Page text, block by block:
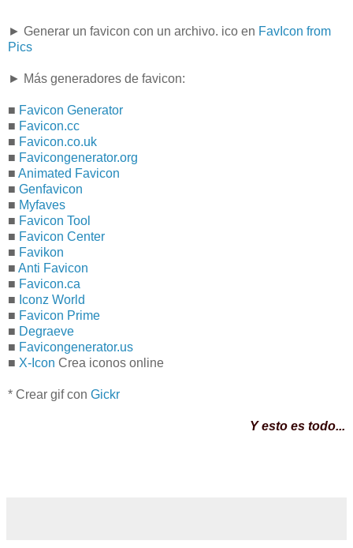
► Generar un favicon con un archivo. ico en FavIcon from
Pics
► Más generadores de favicon:
■ Favicon Generator
■ Favicon.cc
■ Favicon.co.uk
■ Favicongenerator.org
■ Animated Favicon
■ Genfavicon
■ Myfaves
■ Favicon Tool
■ Favicon Center
■ Favikon
■ Anti Favicon
■ Favicon.ca
■ Iconz World
■ Favicon Prime
■ Degraeve
■ Favicongenerator.us
■ X-Icon Crea iconos online
* Crear gif con Gickr
Y esto es todo...